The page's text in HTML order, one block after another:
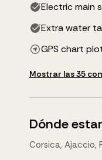
Electric main
Extra water
GPS chart
Mostrar las 35
Dónde
Corsica, Ajaccio,